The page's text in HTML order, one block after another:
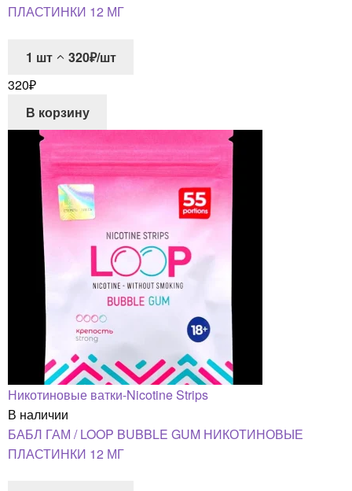
ПЛАСТИНКИ 12 МГ
1 шт
320₽/шт
320₽
В корзину
Никотиновые ватки-Nicotine Strips
В наличии
БАБЛ ГАМ / LOOP BUBBLE GUM НИКОТИНОВЫЕ
ПЛАСТИНКИ 12 МГ